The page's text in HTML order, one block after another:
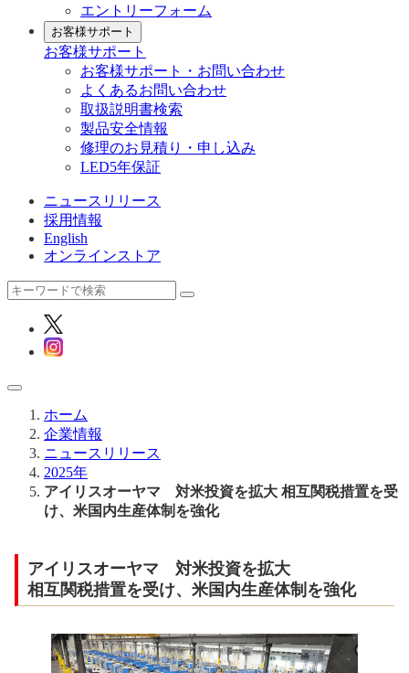
エントリーフォーム
お客様サポート
お客様サポート
お客様サポート・お問い合わせ
よくあるお問い合わせ
取扱説明書検索
製品安全情報
修理のお見積り・申し込み
LED5年保証
ニュースリリース
採用情報
English
オンラインストア
ホーム
企業情報
ニュースリリース
2025年
アイリスオーヤマ 対米投資を拡大 相互関税措置を受
け、米国内生産体制を強化
アイリスオーヤマ 対米投資を拡大
相互関税措置を受け、米国内生産体制を強化